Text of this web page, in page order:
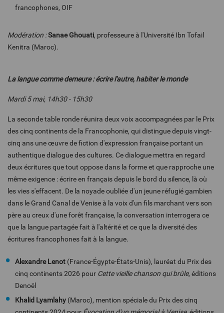
francophones, OIF
Modération :Sanae Ghouati, professeure à l'Université Ibn Tofail
Kenitra (Maroc).
La langue comme demeure : écrire l'autre, habiter le monde
Mardi 5 mai, 14h30 - 15h30
La seconde table ronde réunira deux voix accompagnées par le Prix
des cinq continents de la Francophonie, qui distingue depuis vingt-
cinq ans une œuvre de fiction d'expression française portant un
authentique dialogue des cultures. Ce dialogue mettra en regard
deux écritures que tout oppose dans la forme et que rapproche une
même exigence : écrire en français depuis le bord du silence, là où
les vies s'effacent. De la noyade oubliée d'un jeune réfugié gambien
dans le Grand Canal de Venise à la voix d'un fils marchant vers son
père au creux d'une forêt française, la conversation interrogera ce
que la langue partagée fait à l'altérité et ce que la diversité des
écritures francophones fait à la langue.
Alexandre Lenot (France-Égypte-États-Unis), lauréat du Prix des
cinq continents 2026 pour Cette vieille chanson qui brûle, éditions
Denoël
Khalid Lyamlahy (Maroc), mention spéciale du Prix des cinq